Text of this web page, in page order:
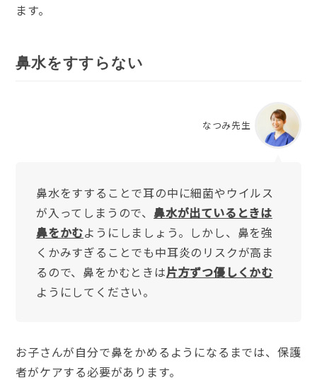
ます。
鼻水をすすらない
なつみ先生
鼻水をすすることで耳の中に細菌やウイルス
が入ってしまうので、 鼻水が出ているときは
鼻をかむようにしましょう。しかし、鼻を強
くかみすぎることでも中耳炎のリスクが高ま
るので、鼻をかむときは片方ずつ優しくかむ
ようにしてください。
お子さんが自分で鼻をかめるようになるまでは、保護
者がケアする必要があります。